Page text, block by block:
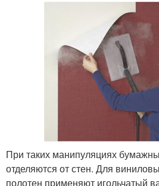
При таких манипуляциях
отделяются от стен. Для
полотен применяют игольчатый